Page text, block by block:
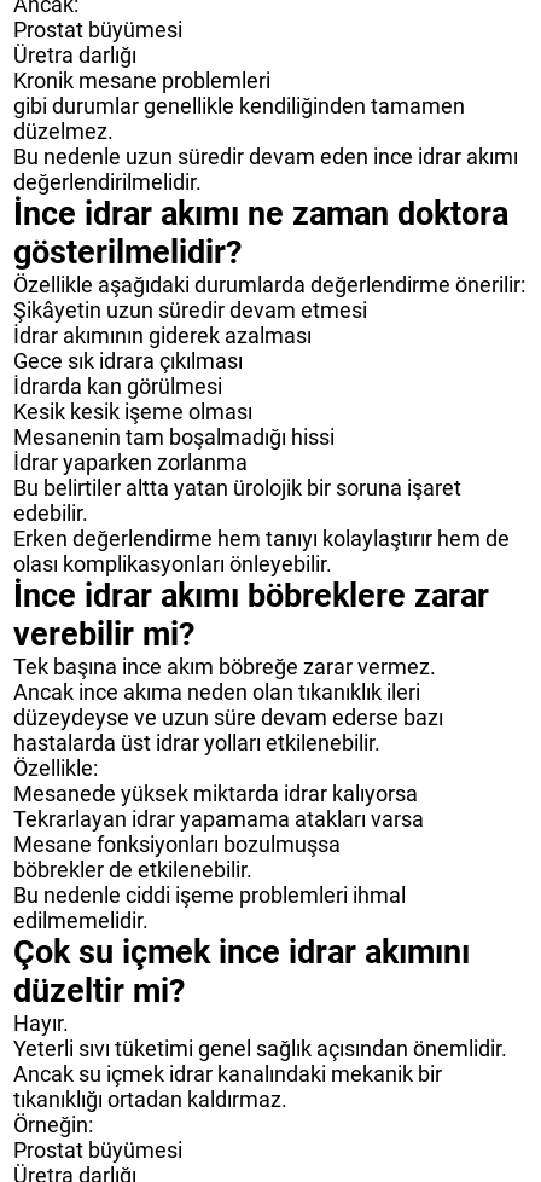
Prostat büyümesi
Üretra darlığı
Kronik mesane problemleri
gibi durumlar genellikle kendiliğinden tamamen
düzelmez.
Bu nedenle uzun süredir devam eden ince idrar akımı
değerlendirilmelidir.
İnce idrar akımı ne zaman doktora
gösterilmelidir?
Özellikle aşağıdaki durumlarda değerlendirme önerilir:
Şikâyetin uzun süredir devam etmesi
İdrar akımının giderek azalması
Gece sık idrara çıkılması
İdrarda kan görülmesi
Kesik kesik işeme olması
Mesanenin tam boşalmadığı hissi
İdrar yaparken zorlanma
Bu belirtiler altta yatan ürolojik bir soruna işaret
edebilir.
Erken değerlendirme hem tanıyı kolaylaştırır hem de
olası komplikasyonları önleyebilir.
İnce idrar akımı böbreklere zarar
verebilir mi?
Tek başına ince akım böbreğe zarar vermez.
Ancak ince akıma neden olan tıkanıklık ileri
düzeydeyse ve uzun süre devam ederse bazı
hastalarda üst idrar yolları etkilenebilir.
Özellikle:
Mesanede yüksek miktarda idrar kalıyorsa
Tekrarlayan idrar yapamama atakları varsa
Mesane fonksiyonları bozulmuşsa
böbrekler de etkilenebilir.
Bu nedenle ciddi işeme problemleri ihmal
edilmemelidir.
Çok su içmek ince idrar akımını
düzeltir mi?
Hayır.
Yeterli sıvı tüketimi genel sağlık açısından önemlidir.
Ancak su içmek idrar kanalındaki mekanik bir
tıkanıklığı ortadan kaldırmaz.
Örneğin:
Prostat büyümesi
Üretra darlığı